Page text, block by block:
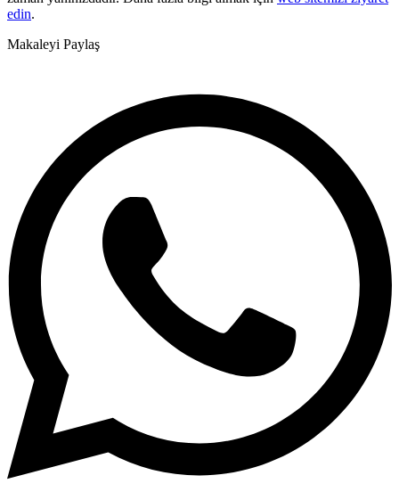
edin.
Makaleyi Paylaş